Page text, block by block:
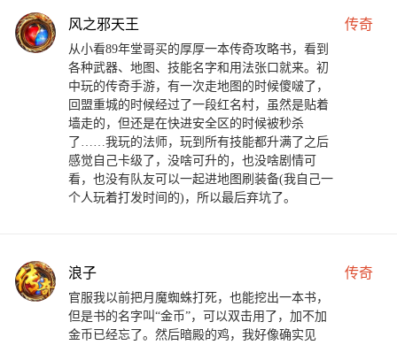
风之邪天王 传奇
从小看89年堂哥买的厚厚一本传奇攻略书，看到
各种武器、地图、技能名字和用法张口就来。初
中玩的传奇手游，有一次走地图的时候傻啵了，
回盟重城的时候经过了一段红名村，虽然是贴着
墙走的，但还是在快进安全区的时候被秒杀
了……我玩的法师，玩到所有技能都升满了之后
感觉自己卡级了，没啥可升的，也没啥剧情可
看，也没有队友可以一起进地图刷装备(我自己一
个人玩着打发时间的)，所以最后弃坑了。
浪子 传奇
官服我以前把月魔蜘蛛打死，也能挖出一本书，
但是书的名字叫“金币”，可以双击用了，加不加
金币已经忘了。然后暗殿的鸡，我好像确实见